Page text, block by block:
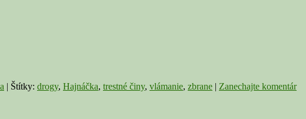
| Štítky: drogy, Hajnáčka, trestné činy, vlámanie, zbrane | Zanechajte komentár